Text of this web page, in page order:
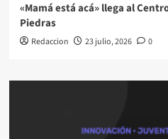
«Mamá está acá» llega al
Piedras
Redaccion 23 julio, 2026 0